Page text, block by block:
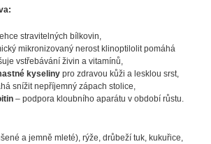
stravitelných bílkovin,
mikronizovaný nerost klinoptilolit pomáhá
vstřebávání živin a vitamínů,
kyseliny pro zdravou kůži a lesklou srst,
snížit nepříjemný zápach stolice,
– podpora kloubního aparátu v období růstu.
a jemně mleté), rýže, drůbeží tuk, kukuřice,